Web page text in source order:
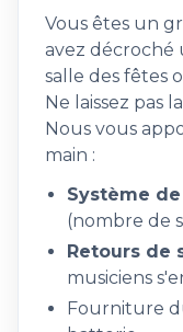
Vous êtes un
avez décroché
salle des fêtes
Ne laissez pas
Nous vous
main :
Système
(nombre de
Retours de
musiciens
Fourniture